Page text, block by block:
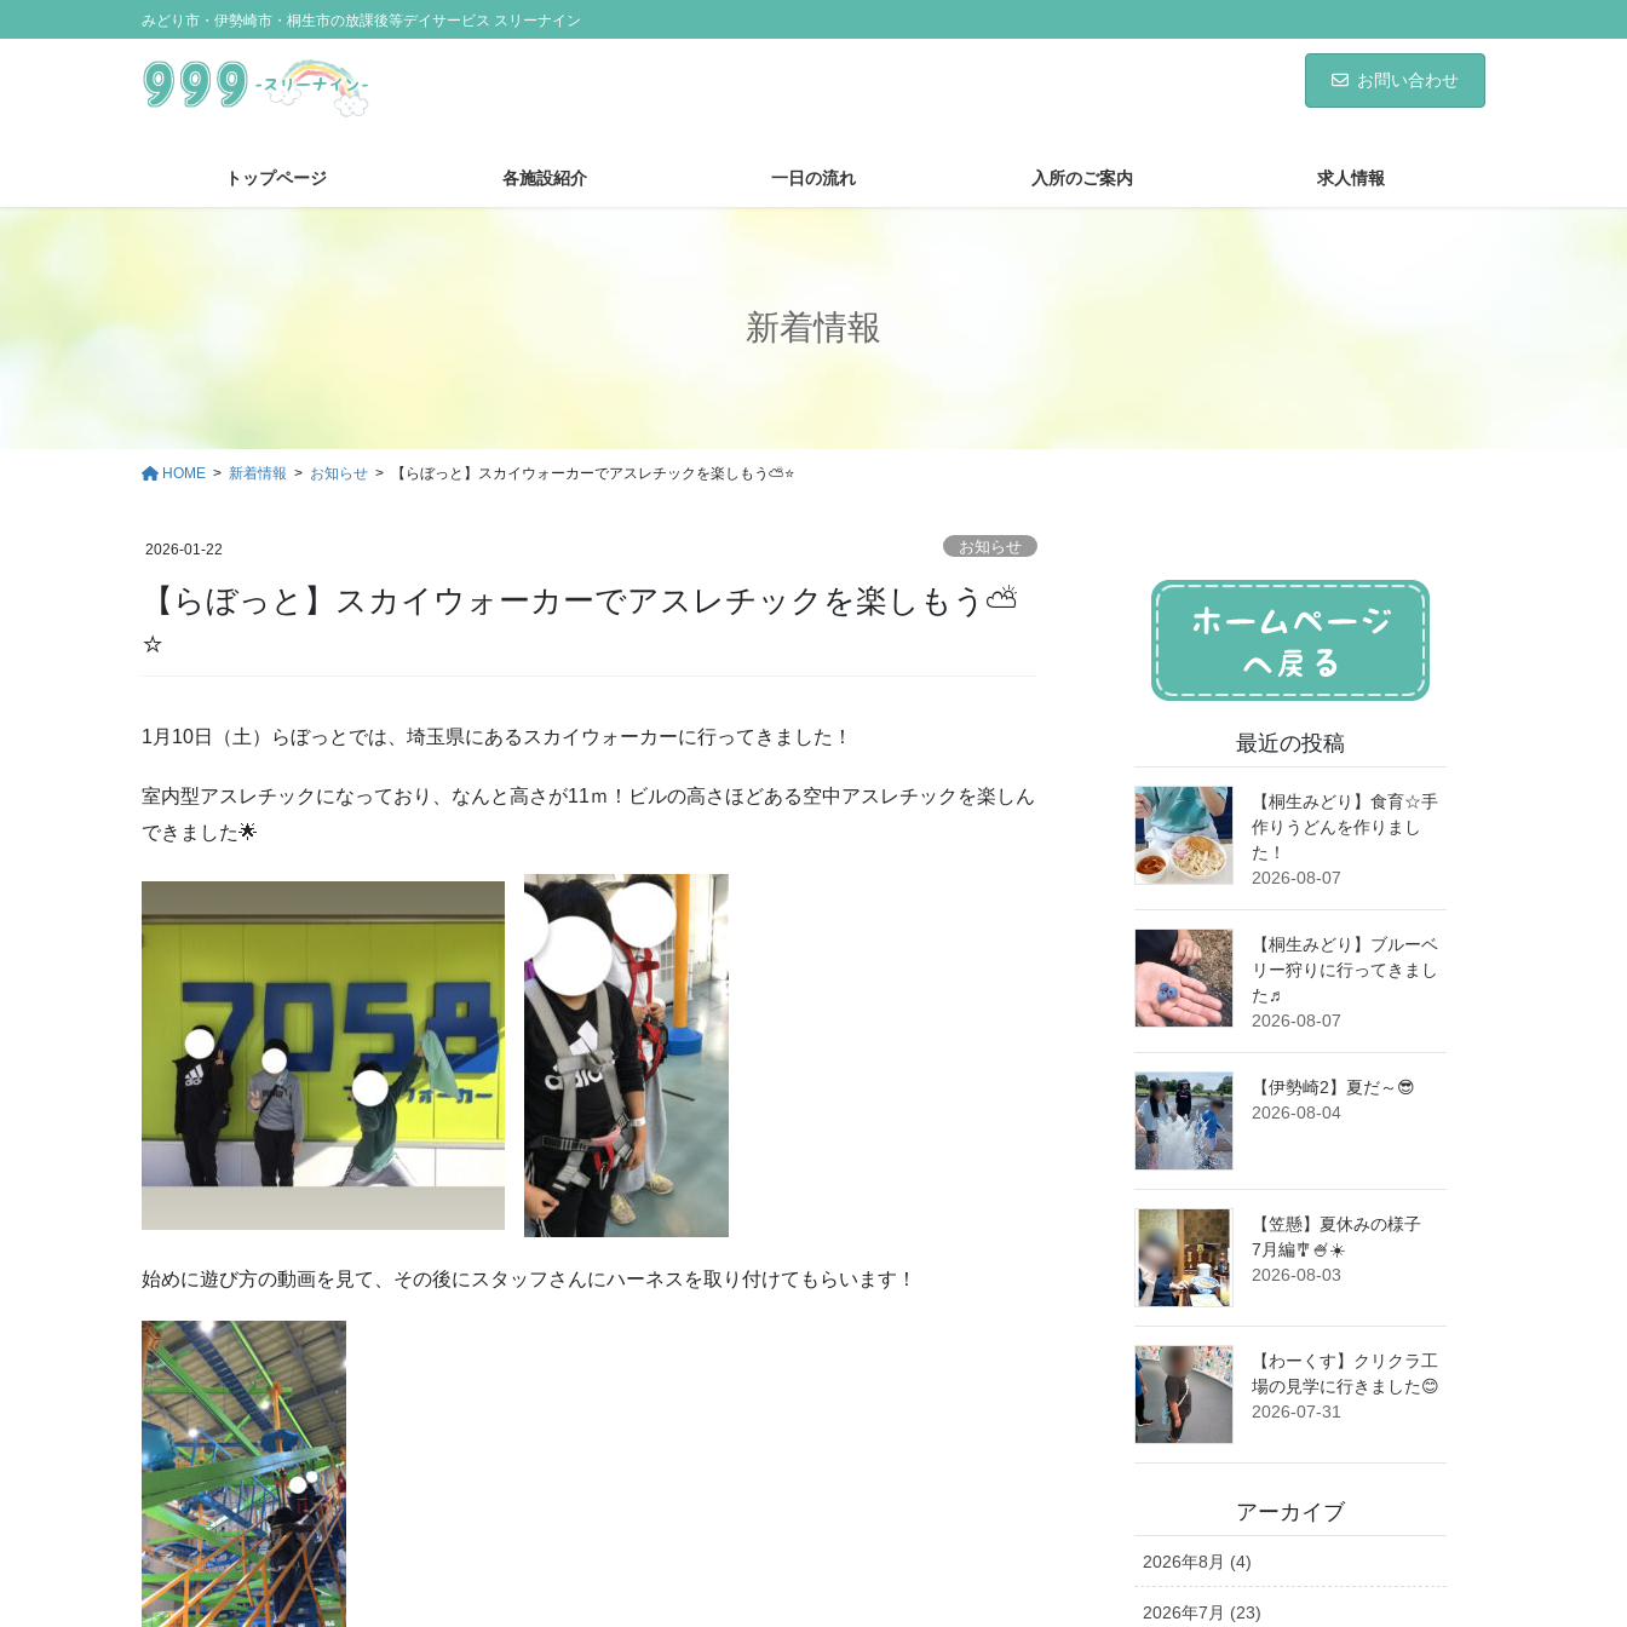
ン
ビ
みどり市・伊勢崎市・桐生市の放課後等デイサービス スリーナイン
お問い合わせ
トップページ 各施設紹介 一日の流れ 入所のご案内 求人情報
新着情報
HOME 新着情報 お知らせ 【らぼっと】スカイウォーカーでアスレチックを楽しもう⛅⭐
2026-01-22 お知らせ
【らぼっと】スカイウォーカーでアスレチックを楽しもう⛅
⭐
1月10日（土）らぼっとでは、埼玉県にあるスカイウォーカーに行ってきました！
室内型アスレチックになっており、なんと高さが11ｍ！ビルの高さほどある空中アスレチックを楽しん
できました🌟
始めに遊び方の動画を見て、その後にスタッフさんにハーネスを取り付けてもらいます！
最近の投稿
【桐生みどり】食育☆手
作りうどんを作りまし
た！
2026-08-07
【桐生みどり】ブルーベ
リー狩りに行ってきまし
た♬
2026-08-07
【伊勢崎2】夏だ～😎
2026-08-04
【笠懸】夏休みの様子
7月編🎐🍧☀️
2026-08-03
【わーくす】クリクラ工
場の見学に行きました😊
2026-07-31
アーカイブ
2026年8月 (4)
2026年7月 (23)